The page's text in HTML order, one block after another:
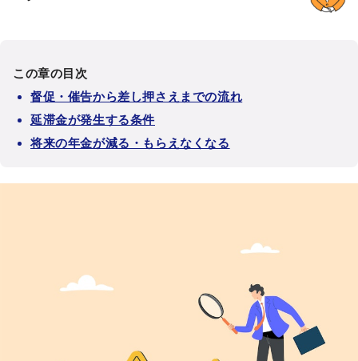
この章の目次
督促・催告から差し押さえまでの流れ
延滞金が発生する条件
将来の年金が減る・もらえなくなる